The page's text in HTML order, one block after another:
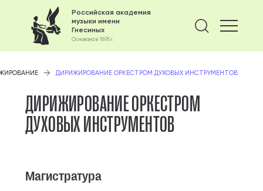
Российская академия
музыки имени
Гнесиных
Основана в 1895 г.
Найти
ДИРИЖИРОВАНИЕ ОРКЕСТРОМ ДУХОВЫХ ИНСТРУМЕНТОВ
ДИРИЖИРОВАНИЕ ОРКЕСТРОМ
ДУХОВЫХ ИНСТРУМЕНТОВ
Магистратура